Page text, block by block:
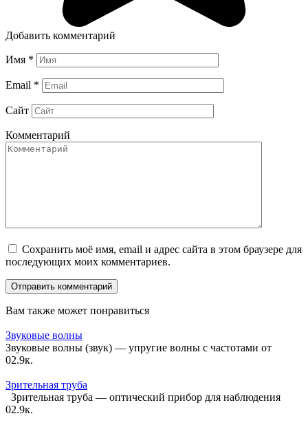
Добавить комментарий
Имя *
Email *
Сайт
Комментарий
Сохранить моё имя, email и адрес сайта в этом браузере для
последующих моих комментариев.
Вам также может понравиться
Звуковые волны
Звуковые волны (звук) — упругие волны с частотами от
02.9к.
Зрительная труба
Зрительная труба — оптический прибор для наблюдения
02.9к.